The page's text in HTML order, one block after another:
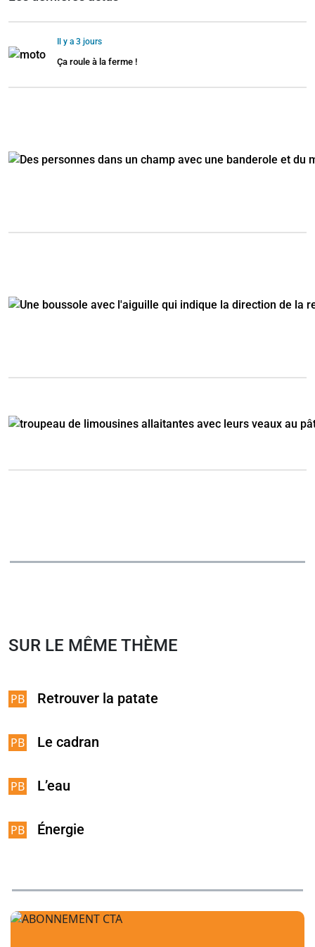
Il y a 3 jours
Ça roule à la ferme !
SUR LE MÊME THÈME
Retrouver la patate
Le cadran
L’eau
Énergie